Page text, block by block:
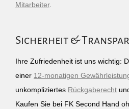
Mitarbeiter.
Sicherheit &
Ihre Zufriedenheit ist uns wichtig:
einer 12-monatigen
unkompliziertes Rückgaberecht
Kaufen Sie bei FK Second Hand